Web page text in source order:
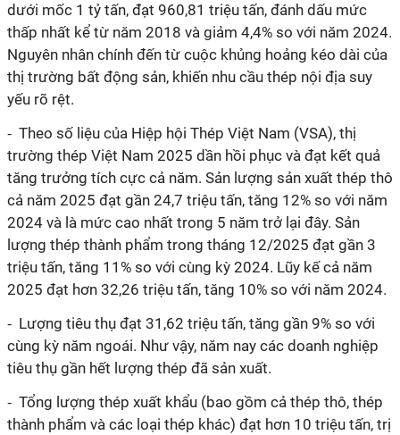
dưới mốc 1 tỷ tấn, đạt 960,81 triệu tấn, đánh dấu mức
thấp nhất kể từ năm 2018 và giảm 4,4% so với năm 2024.
Nguyên nhân chính đến từ cuộc khủng hoảng kéo dài của
thị trường bất động sản, khiến nhu cầu thép nội địa suy
yếu rõ rệt.
⁃ Theo số liệu của Hiệp hội Thép Việt Nam (VSA), thị
trường thép Việt Nam 2025 dần hồi phục và đạt kết quả
tăng trưởng tích cực cả năm. Sản lượng sản xuất thép thô
cả năm 2025 đạt gần 24,7 triệu tấn, tăng 12% so với năm
2024 và là mức cao nhất trong 5 năm trở lại đây. Sản
lượng thép thành phẩm trong tháng 12/2025 đạt gần 3
triệu tấn, tăng 11% so với cùng kỳ 2024. Lũy kế cả năm
2025 đạt hơn 32,26 triệu tấn, tăng 10% so với năm 2024.
⁃ Lượng tiêu thụ đạt 31,62 triệu tấn, tăng gần 9% so với
cùng kỳ năm ngoái. Như vậy, năm nay các doanh nghiệp
tiêu thụ gần hết lượng thép đã sản xuất.
⁃ Tổng lượng thép xuất khẩu (bao gồm cả thép thô, thép
thành phẩm và các loại thép khác) đạt hơn 10 triệu tấn, trị